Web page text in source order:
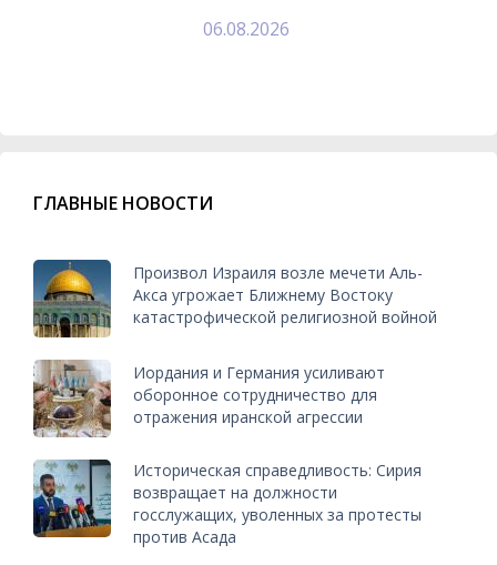
06.08.2026
ГЛАВНЫЕ НОВОСТИ
Произвол Израиля возле мечети Аль-
Акса угрожает Ближнему Востоку
катастрофической религиозной войной
Иордания и Германия усиливают
оборонное сотрудничество для
отражения иранской агрессии
Историческая справедливость: Сирия
возвращает на должности
госслужащих, уволенных за протесты
против Асада